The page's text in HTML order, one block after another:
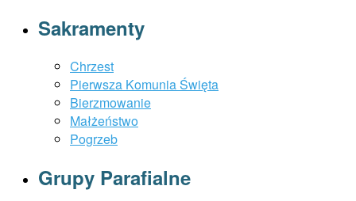
Sakramenty
Chrzest
Pierwsza Komunia Święta
Bierzmowanie
Małżeństwo
Pogrzeb
Grupy Parafialne